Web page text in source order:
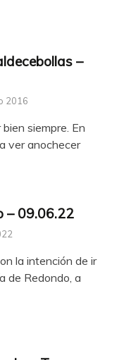
–
2016
siempre. En
ver anochecer
– 09.06.22
la intención de ir
de Redondo, a